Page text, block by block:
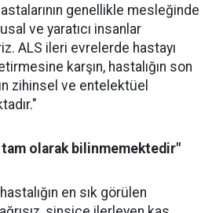
genellikle mesleğinde
ve yaratıcı insanlar
ALS ileri evrelerde hastayı
karşın, hastalığın son
zihinsel ve entelektüel
tam olarak bilinmemektedir"
en sık görülen